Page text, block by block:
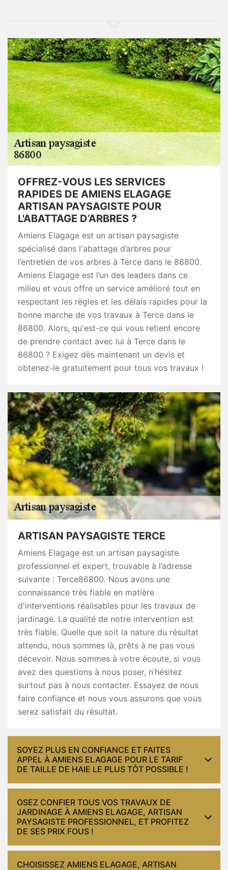
OFFREZ-VOUS LES SERVICES
RAPIDES DE AMIENS ELAGAGE
ARTISAN PAYSAGISTE POUR
L'ABATTAGE D’ARBRES ?
Amiens Elagage est un artisan paysagiste
spécialisé dans l'abattage d’arbres pour
l’entretien de vos arbres à Terce dans le 86800.
Amiens Elagage est l’un des leaders dans ce
milieu et vous offre un service amélioré tout en
respectant les règles et les délais rapides pour la
bonne marche de vos travaux à Terce dans le
86800. Alors, qu'est-ce qui vous retient encore
de prendre contact avec lui à Terce dans le
86800 ? Exigez dès maintenant un devis et
obtenez-le gratuitement pour tous vos travaux !
ARTISAN PAYSAGISTE TERCE
Amiens Elagage est un artisan paysagiste
professionnel et expert, trouvable à l’adresse
suivante : Terce86800. Nous avons une
connaissance très fiable en matière
d'interventions réalisables pour les travaux de
jardinage. La qualité de notre intervention est
très fiable. Quelle que soit la nature du résultat
attendu, nous sommes là, prêts à ne pas vous
décevoir. Nous sommes à votre écoute, si vous
avez des questions à nous poser, n’hésitez
surtout pas à nous contacter. Essayez de nous
faire confiance et nous vous assurons que vous
serez satisfait du résultat.
SOYEZ PLUS EN CONFIANCE ET FAITES
APPEL À AMIENS ELAGAGE POUR LE TARIF
DE TAILLE DE HAIE LE PLUS TÔT POSSIBLE !
OSEZ CONFIER TOUS VOS TRAVAUX DE
JARDINAGE À AMIENS ELAGAGE, ARTISAN
PAYSAGISTE PROFESSIONNEL, ET PROFITEZ
DE SES PRIX FOUS !
CHOISISSEZ AMIENS ELAGAGE, ARTISAN